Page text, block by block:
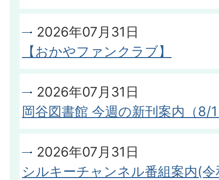
2026年07月31日
【おかやファンクラブ】
2026年07月31日
岡谷図書館 今週の新刊案内（8/
2026年07月31日
シルキーチャンネル番組案内(